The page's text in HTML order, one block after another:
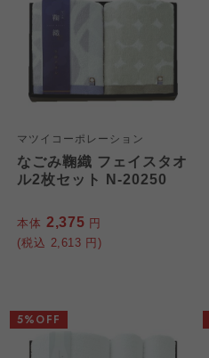
マツイコーポレーション
なごみ鞠織 フェイスタオ
ル2枚セット N-20250
本体 2,375 円
(税込 2,613 円)
5%OFF